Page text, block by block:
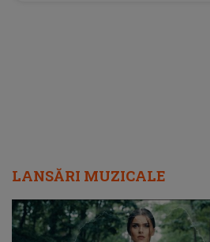
LANSĂRI MUZICALE